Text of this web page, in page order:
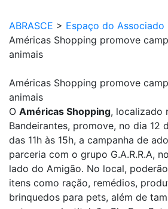
ABRASCE > Espaço do Associado
Américas Shopping promove
animais
Américas Shopping promove
animais
O Américas Shopping, localizado
Bandeirantes, promove, no dia 12
das 11h às 15h, a campanha de
parceria com o grupo G.A.R.R.A,
lado do Amigão. No local,
itens como ração, remédios,
brinquedos para pets, além de